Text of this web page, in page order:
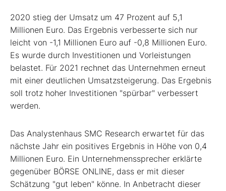
2020 stieg der Umsatz um 47 Prozent auf 5,1
Millionen Euro. Das Ergebnis verbesserte sich nur
leicht von -1,1 Millionen Euro auf -0,8 Millionen Euro.
Es wurde durch Investitionen und Vorleistungen
belastet. Für 2021 rechnet das Unternehmen erneut
mit einer deutlichen Umsatzsteigerung. Das Ergebnis
soll trotz hoher Investitionen "spürbar" verbessert
werden.
Das Analystenhaus SMC Research erwartet für das
nächste Jahr ein positives Ergebnis in Höhe von 0,4
Millionen Euro. Ein Unternehmenssprecher erklärte
gegenüber BÖRSE ONLINE, dass er mit dieser
Schätzung "gut leben" könne. In Anbetracht dieser